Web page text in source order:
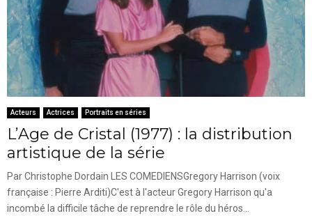
Acteurs Actrices Portraits en séries
L’Age de Cristal (1977) : la distribution
artistique de la série
Par Christophe Dordain LES COMEDIENSGregory Harrison (voix
française : Pierre Arditi)C'est à l'acteur Gregory Harrison qu'a
incombé la difficile tâche de reprendre le rôle du héros...